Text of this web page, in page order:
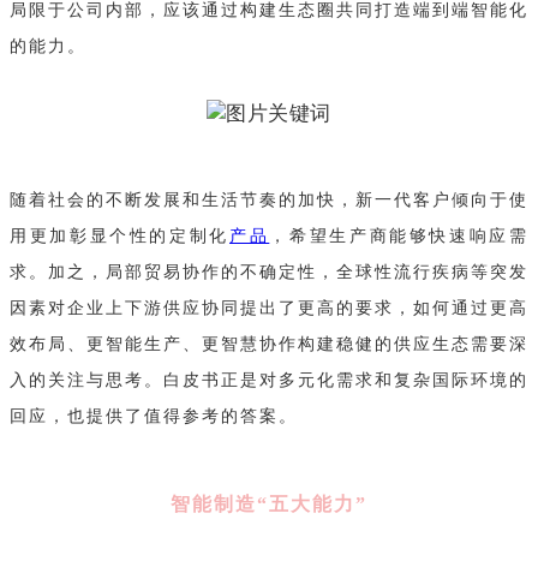
局限于公司内部，应该通过构建生态圈共同打造端到端智能化
的能力。
随着社会的不断发展和生活节奏的加快，新一代客户倾向于使
用更加彰显个性的定制化 产品 ，希望生产商能够快速响应需
求。加之，局部贸易协作的不确定性，全球性流行疾病等突发
因素对企业上下游供应协同提出了更高的要求，如何通过更高
效布局、更智能生产、更智慧协作构建稳健的供应生态需要深
入的关注与思考。白皮书正是对多元化需求和复杂国际环境的
回应，也提供了值得参考的答案。
智能制造“五大能力”